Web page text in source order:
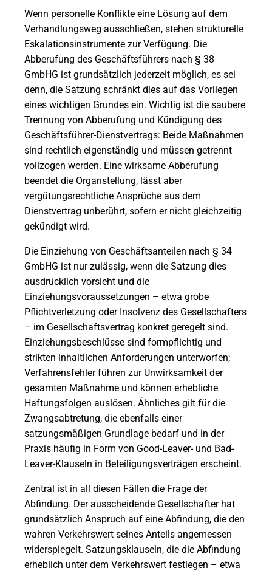
Wenn personelle Konflikte eine Lösung auf dem
Verhandlungsweg ausschließen, stehen strukturelle
Eskalationsinstrumente zur Verfügung. Die
Abberufung des Geschäftsführers nach § 38
GmbHG ist grundsätzlich jederzeit möglich, es sei
denn, die Satzung schränkt dies auf das Vorliegen
eines wichtigen Grundes ein. Wichtig ist die saubere
Trennung von Abberufung und Kündigung des
Geschäftsführer-Dienstvertrags: Beide Maßnahmen
sind rechtlich eigenständig und müssen getrennt
vollzogen werden. Eine wirksame Abberufung
beendet die Organstellung, lässt aber
vergütungsrechtliche Ansprüche aus dem
Dienstvertrag unberührt, sofern er nicht gleichzeitig
gekündigt wird.
Die Einziehung von Geschäftsanteilen nach § 34
GmbHG ist nur zulässig, wenn die Satzung dies
ausdrücklich vorsieht und die
Einziehungsvoraussetzungen – etwa grobe
Pflichtverletzung oder Insolvenz des Gesellschafters
– im Gesellschaftsvertrag konkret geregelt sind.
Einziehungsbeschlüsse sind formpflichtig und
strikten inhaltlichen Anforderungen unterworfen;
Verfahrensfehler führen zur Unwirksamkeit der
gesamten Maßnahme und können erhebliche
Haftungsfolgen auslösen. Ähnliches gilt für die
Zwangsabtretung, die ebenfalls einer
satzungsmäßigen Grundlage bedarf und in der
Praxis häufig in Form von Good-Leaver- und Bad-
Leaver-Klauseln in Beteiligungsverträgen erscheint.
Zentral ist in all diesen Fällen die Frage der
Abfindung. Der ausscheidende Gesellschafter hat
grundsätzlich Anspruch auf eine Abfindung, die den
wahren Verkehrswert seines Anteils angemessen
widerspiegelt. Satzungsklauseln, die die Abfindung
erheblich unter dem Verkehrswert festlegen – etwa